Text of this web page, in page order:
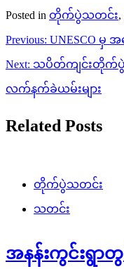
Posted in တိုက်ပွဲသတင်း,
Post
navigation
Previous: UNESCO
Next: သပိတ်ကျင်းတိုက်ပွဲ
လက်နက်ခဲယမ်းများ
Related Posts
တိုက်ပွဲသတင်း
သတင်း
အနန်းကွင်းရွာ